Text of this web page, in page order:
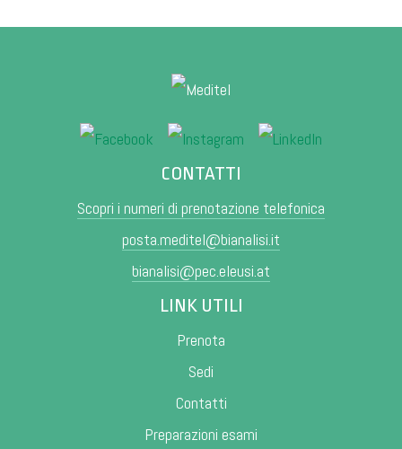
CONTATTI
Scopri i numeri di prenotazione telefonica
posta.meditel@bianalisi.it
bianalisi@pec.eleusi.at
LINK UTILI
Prenota
Sedi
Contatti
Preparazioni esami